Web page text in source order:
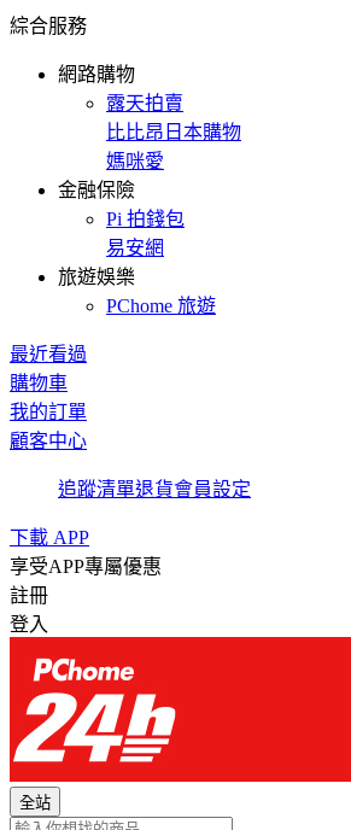
綜合服務
網路購物
露天拍賣
比比昂日本購物
媽咪愛
金融保險
Pi 拍錢包
易安網
旅遊娛樂
PChome 旅遊
最近看過
購物車
我的訂單
顧客中心
追蹤清單退貨會員設定
下載 APP
享受APP專屬優惠
註冊
登入
全站